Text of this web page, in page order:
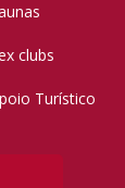
clubs
Turístico